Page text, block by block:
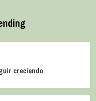
creciendo